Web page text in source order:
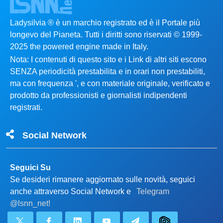
Ladysilvia ® è un marchio registrato ed è il Portale più
longevo del Pianeta. Tutti i diritti sono riservati © 1999-
2025 the powered engine made in Italy.
Nota: I contenuti di questo sito e i Link di altri siti escono
SENZA periodicità prestabilita e in orari non prestabiliti,
ma con frequenza ', e con materiale originale, verificato e
prodotto da professionisti e giornalisti indipendenti
registrati.
Social Network
Seguici Su
Se desideri rimanere aggiornato sulle novità, seguici
anche attraverso Social Network e
Telegram
@lsnn_net!